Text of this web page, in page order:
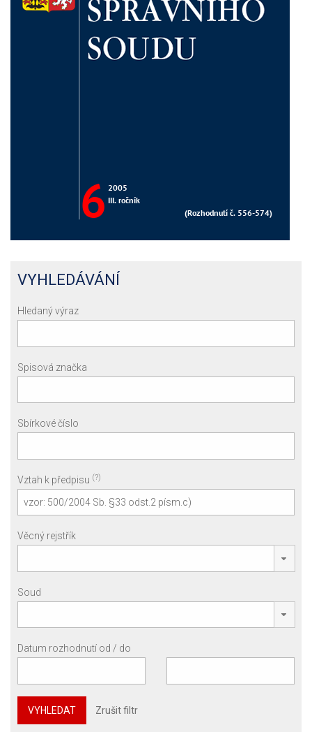
VYHLEDÁVÁNÍ
Hledaný výraz
Spisová značka
Sbírkové číslo
Vztah k předpisu (?)
Věcný rejstřík
Soud
Datum rozhodnutí od / do
VYHLEDAT Zrušit filtr